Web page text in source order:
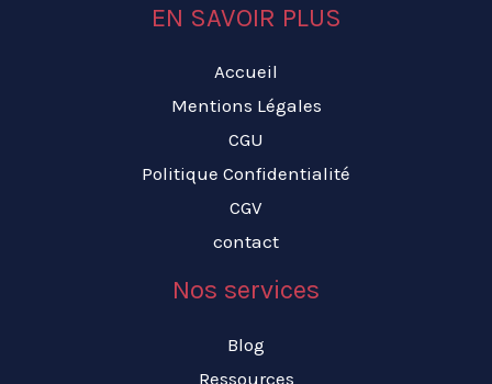
EN SAVOIR PLUS
Accueil
Mentions Légales
CGU
Politique Confidentialité
CGV
contact
Nos services
Blog
Ressources